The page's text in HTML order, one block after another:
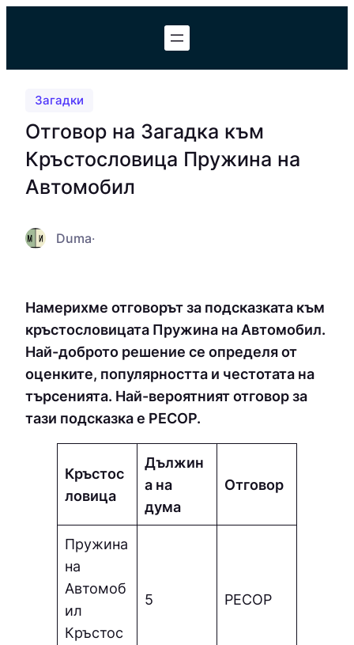
Загадки
Отговор на Загадка към
Кръстословица Пружина на
Автомобил
Duma·
Намерихме отговорът за подсказката към
кръстословицата Пружина на Автомобил.
Най-доброто решение се определя от
оценките, популярността и честотата на
търсенията. Най-вероятният отговор за
тази подсказка е PECOP.
Кръстос
ловица
Дължин
а на
дума
Отговор
Пружина
на
Автомоб
ил
Кръстос
5 PECOP